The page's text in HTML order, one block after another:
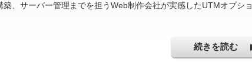
、サーバー管理までを担うWeb制作会社が実感したUTMオプショ
続きを読む